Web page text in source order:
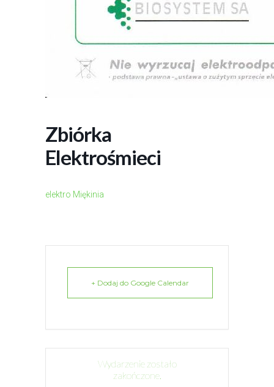
Zbiórka
Elektrośmieci
elektro Miękinia
+ Dodaj do Google Calendar
Wydarzenie zostało
zakończone.